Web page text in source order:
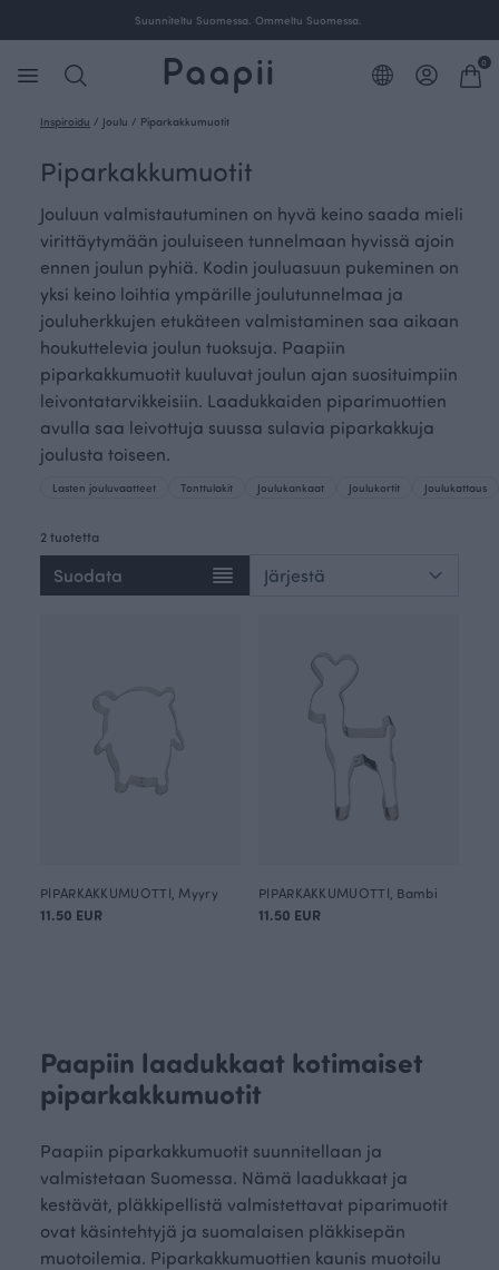
Suunniteltu Suomessa. Ommeltu Suomessa.
0
Inspiroidu / Joulu / Piparkakkumuotit
Piparkakkumuotit
Jouluun valmistautuminen on hyvä keino saada mieli
virittäytymään jouluiseen tunnelmaan hyvissä ajoin
ennen joulun pyhiä. Kodin jouluasuun pukeminen on
yksi keino loihtia ympärille joulutunnelmaa ja
jouluherkkujen etukäteen valmistaminen saa aikaan
houkuttelevia joulun tuoksuja. Paapiin
piparkakkumuotit kuuluvat joulun ajan suosituimpiin
leivontatarvikkeisiin. Laadukkaiden piparimuottien
avulla saa leivottuja suussa sulavia piparkakkuja
joulusta toiseen.
Lasten jouluvaatteet Tonttulakit Joulukankaat Joulukortit Joulukattaus
2 tuotetta
Suodata
PIPARKAKKUMUOTTI, Myyry
11.50 EUR
PIPARKAKKUMUOTTI, Bambi
11.50 EUR
Paapiin laadukkaat kotimaiset
piparkakkumuotit
Paapiin piparkakkumuotit suunnitellaan ja
valmistetaan Suomessa. Nämä laadukkaat ja
kestävät, pläkkipellistä valmistettavat piparimuotit
ovat käsintehtyjä ja suomalaisen pläkkisepän
muotoilemia. Piparkakkumuottien kaunis muotoilu